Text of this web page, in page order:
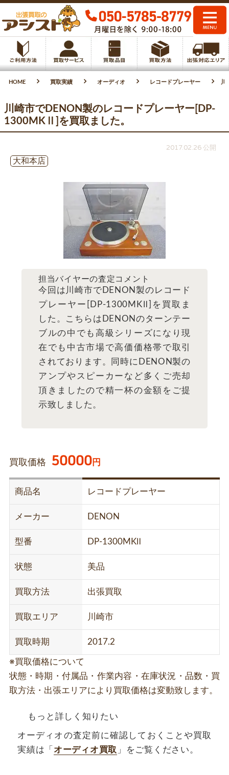
HOME 買取実績 オーディオ レコードプレーヤー 川
川崎市でDENON製のレコードプレーヤー[DP-
1300MKⅡ]を買取ました。
2017.02.26 公開
大和本店
担当バイヤーの査定コメント
今回は川崎市でDENON製のレコード
プレーヤー[DP-1300MKⅡ]を買取ま
した。こちらはDENONのターンテー
ブルの中でも高級シリーズになり現
在でも中古市場で高価価格帯で取引
されております。同時にDENON製の
アンプやスピーカーなど多くご売却
頂きましたので精一杯の金額をご提
示致しました。
買取価格 50000円
商品名 レコードプレーヤー
メーカー DENON
型番 DP-1300MKⅡ
状態 美品
買取方法 出張買取
買取エリア 川崎市
買取時期 2017.2
※買取価格について
状態・時期・付属品・作業内容・在庫状況・品数・買
取方法・出張エリアにより買取価格は変動致します。
もっと詳しく知りたい
オーディオの査定前に確認しておくことや買取
実績は「 オーディオ買取 」をご覧ください。